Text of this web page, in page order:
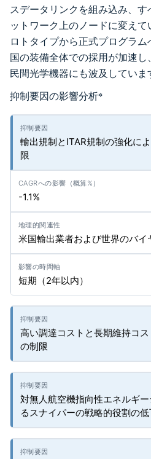
スデータリンクを組み込み、
ットワーク上のノードに変え
ロトタイプから正式プログラ
国の装備全体での採用が加速
民間光学機器にも波及していま
抑制要因の影響分析*
輸出規制とITAR規制の強化に
限
-1.1%
米国輸出業者および世界のバイ
短期（2年以内）
高い調達コストと長期維持コ
の制限
対無人航空機指向性エネルギ
るスナイパーの戦略的役割の